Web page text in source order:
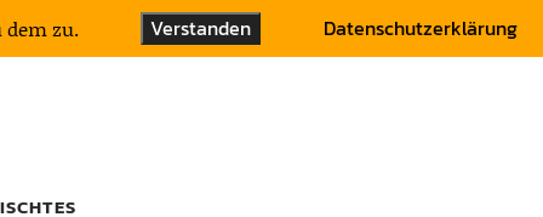
zu. Verstanden Datenschutzerklärung